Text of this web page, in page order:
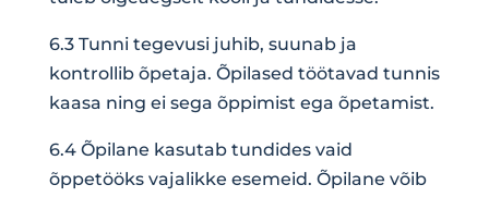
6.3 Tunni tegevusi juhib, suunab ja
kontrollib õpetaja. Õpilased töötavad tunnis
kaasa ning ei sega õppimist ega õpetamist.
6.4 Õpilane kasutab tundides vaid
õppetööks vajalikke esemeid. Õpilane võib